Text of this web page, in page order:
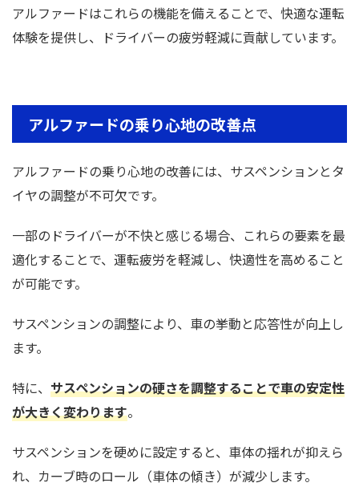
アルファードはこれらの機能を備えることで、快適な運転
体験を提供し、ドライバーの疲労軽減に貢献しています。
アルファードの乗り心地の改善点
アルファードの乗り心地の改善には、サスペンションとタ
イヤの調整が不可欠です。
一部のドライバーが不快と感じる場合、これらの要素を最
適化することで、運転疲労を軽減し、快適性を高めること
が可能です。
サスペンションの調整により、車の挙動と応答性が向上し
ます。
特に、 サスペンションの硬さを調整することで車の安定性
が大きく変わります。
サスペンションを硬めに設定すると、車体の揺れが抑えら
れ、カーブ時のロール（車体の傾き）が減少します。